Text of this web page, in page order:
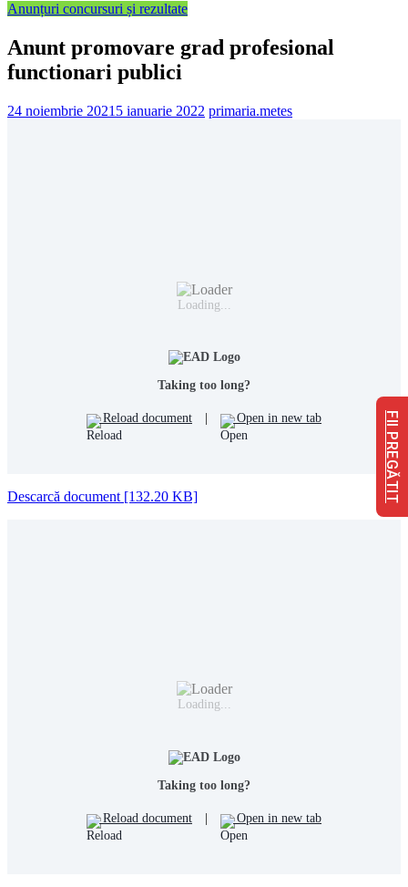
Anunțuri concursuri și rezultate
Anunt promovare grad profesional
functionari publici
24 noiembrie 2021 5 ianuarie 2022 primaria.metes
Loading...
Taking too long?
Reload document Open in new tab
Descarcă document [132.20 KB]
Loading...
Taking too long?
Reload document Open in new tab
FII PREGĂTIT